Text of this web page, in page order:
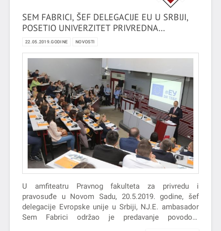
SEM FABRICI, ŠEF DELEGACIJE EU U SRBIJI,
POSETIO UNIVERZITET PRIVREDNA
AKADEMIJA U NOVOM SADU
22.05.2019.GODINE NOVOSTI
U amfiteatru Pravnog fakulteta za privredu i
pravosuđe u Novom Sadu, 20.5.2019. godine, šef
delegacije Evropske unije u Srbiji, NJ.E. ambasador
Sem Fabrici održao je predavanje povodom